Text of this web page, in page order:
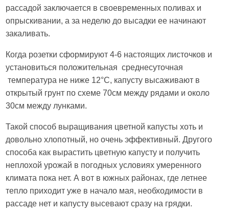
рассадой заключается в своевременных поливах и
опрыскивании, а за неделю до высадки ее начинают
закаливать.
Когда розетки сформируют 4-6 настоящих листочков и
установиться положительная среднесуточная
температура не ниже 12°C, капусту высаживают в
открытый грунт по схеме 70см между рядами и около
30см между лунками.
Такой способ выращивания цветной капусты хоть и
довольно хлопотный, но очень эффективный. Другого
способа как вырастить цветную капусту и получить
неплохой урожай в погодных условиях умеренного
климата пока нет. А вот в южных районах, где летнее
тепло приходит уже в начало мая, необходимости в
рассаде нет и капусту высевают сразу на грядки.